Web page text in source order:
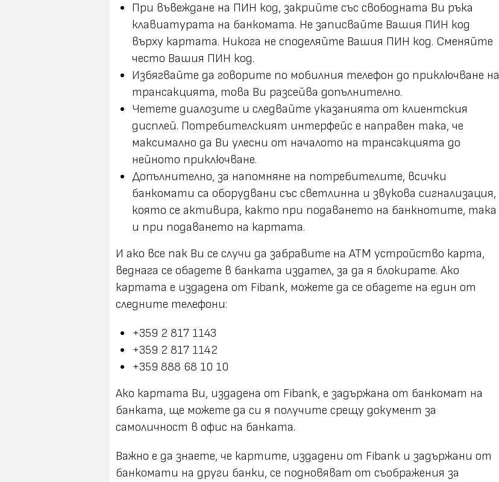
При въвеждане на ПИН код, закрийте със свободната Ви ръка
клавиатурата на банкомата. Не записвайте Вашия ПИН код
върху картата. Никога не споделяйте Вашия ПИН код. Сменяйте
често Вашия ПИН код.
Избягвайте да говорите по мобилния телефон до приключване на
трансакцията, това Ви разсейва допълнително.
Четете диалозите и следвайте указанията от клиентския
дисплей. Потребителският интерфейс е направен така, че
максимално да Ви улесни от началото на трансакцията до
нейното приключване.
Допълнително, за напомняне на потребителите, всички
банкомати са оборудвани със светлинна и звукова сигнализация,
която се активира, както при подаването на банкнотите, така
и при подаването на картата.
И ако все пак Ви се случи да забравите на АТМ устройство карта,
веднага се обадете в банката издател, за да я блокирате. Ако
картата е издадена от Fibank, можете да се обадете на един от
следните телефони:
+359 2 817 1143
+359 2 817 1142
+359 888 68 10 10
Ако картата Ви, издадена от Fibank, е задържана от банкомат на
банката, ще можете да си я получите срещу документ за
самоличност в офис на банката.
Важно е да знаете, че картите, издадени от Fibank и задържани от
банкомати на други банки, се подновяват от съображения за